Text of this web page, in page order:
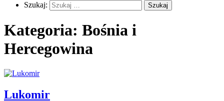
Szukaj:
Kategoria: Bośnia i
Hercegowina
Lukomir